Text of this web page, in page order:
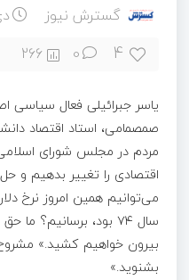
گسترش نیوز دی
4
0
266
یاسر جبرائیلی فعال سیاسی
صمصمامی، استاد اقتصاد
مردم در مجلس شورای
اقتصادی را تغییر بدهیم و
سال ۷۴ بود، برسانیم؟
بیرون خواهیم کشید.»
بشنوید.»